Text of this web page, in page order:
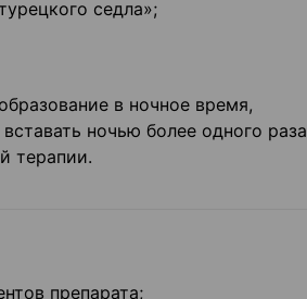
седла»;
в ночное время,
ночью более одного раза
терапии.
препарата;